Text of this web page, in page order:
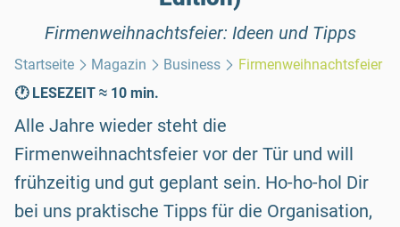
Firmenweihnachtsfeier: Ideen und Tipps
Startseite Magazin Business
Firmenweihnachtsfeier
🕐 LESEZEIT ≈ 10 min.
Alle Jahre wieder steht die
Firmenweihnachtsfeier vor der Tür und will
frühzeitig und gut geplant sein. Ho-ho-hol Dir
bei uns praktische Tipps für die Organisation,